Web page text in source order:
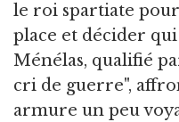
le roi spartiate
place et décider
Ménélas, qualifié
cri de guerre",
armure un peu